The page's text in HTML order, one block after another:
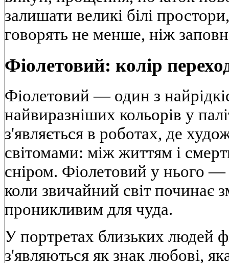
залишати великі білі
говорять не менше, ніж
Фіолетовий: колір
Фіолетовий — один з
найвиразніших кольорів у
з'являється в роботах, де
світомами: між життям і
сніром. Фіолетовий у нього —
коли звичайний світ починає
проникливим для чуда.
У портретах близьких людей
з'являються як знак любові,